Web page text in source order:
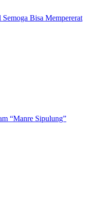
Bisa Mempererat
“Manre Sipulung”